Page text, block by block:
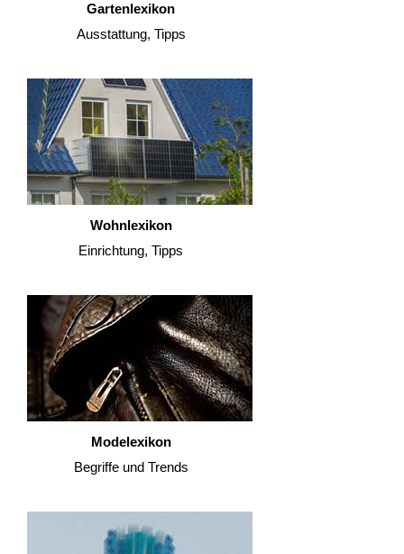
Gartenlexikon
Ausstattung, Tipps
Wohnlexikon
Einrichtung, Tipps
Modelexikon
Begriffe und Trends